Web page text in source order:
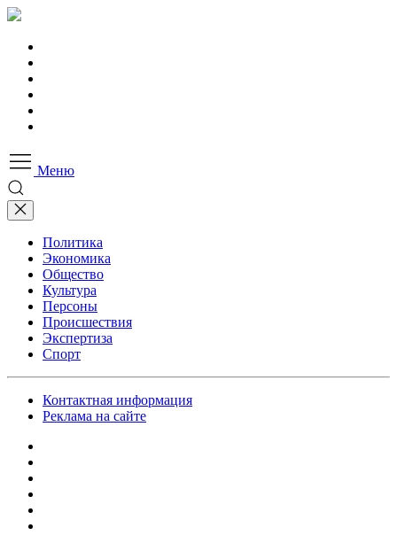
Меню
Политика
Экономика
Общество
Культура
Персоны
Происшествия
Экспертиза
Спорт
Контактная информация
Реклама на сайте